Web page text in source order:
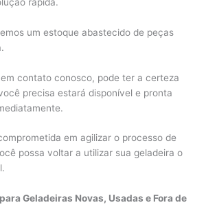
um estoque abastecido de peças
contato conosco, pode ter a certeza
precisa estará disponível e pronta
em agilizar o processo de
possa voltar a utilizar sua geladeira o
Geladeiras Novas, Usadas e Fora de